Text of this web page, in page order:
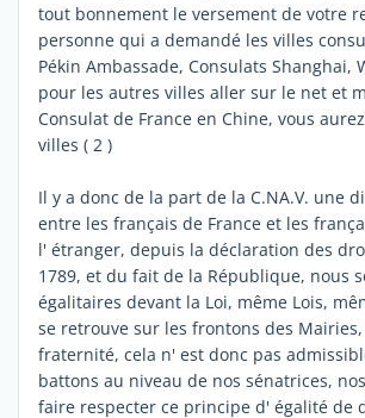
tout bonnement le versement de votre
personne qui a demandé les villes
Pékin Ambassade, Consulats Shanghai,
pour les autres villes aller sur le net et
Consulat de France en Chine, vous
villes ( 2 )
Il y a donc de la part de la C.NA.V. une
entre les français de France et les
l' étranger, depuis la déclaration des
1789, et du fait de la République, nous
égalitaires devant la Loi, même Lois,
se retrouve sur les frontons des
fraternité, cela n' est donc pas
battons au niveau de nos sénatrices,
faire respecter ce principe d' égalité de